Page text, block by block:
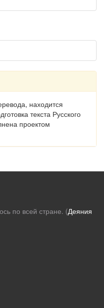
находится
текста Русского
проектом
по всей стране. (Деяния